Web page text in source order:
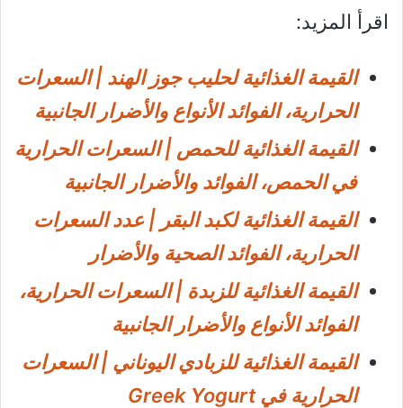
اقرأ المزيد:
القيمة الغذائية لحليب جوز الهند | السعرات
الحرارية، الفوائد الأنواع والأضرار الجانبية
القيمة الغذائية للحمص | السعرات الحرارية
في الحمص، الفوائد والأضرار الجانبية
القيمة الغذائية لكبد البقر | عدد السعرات
الحرارية، الفوائد الصحية والأضرار
القيمة الغذائية للزبدة | السعرات الحرارية،
الفوائد الأنواع والأضرار الجانبية
القيمة الغذائية للزبادي اليوناني | السعرات
الحرارية في Greek Yogurt